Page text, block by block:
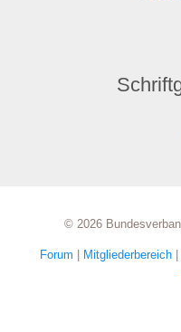
© 2026
Forum Mitgliederbereich